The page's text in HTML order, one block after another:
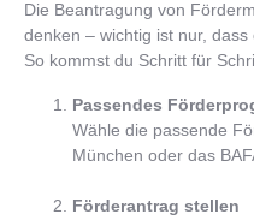
Die Beantragung von
denken – wichtig ist nur,
So kommst du Schritt für
Passendes
Wähle die passende
München oder das
Förderantrag stellen